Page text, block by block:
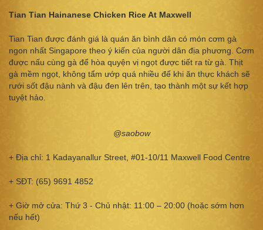
Tian Tian Hainanese Chicken Rice At Maxwell
Tian Tian được đánh giá là quán ăn bình dân có món cơm gà
ngon nhất Singapore theo ý kiến của người dân địa phương. Cơm
được nấu cùng gà để hòa quyện vị ngọt được tiết ra từ gà. Thịt
gà mềm ngọt, không tẩm ướp quá nhiều để khi ăn thực khách sẽ
rưới sốt đậu nành và đậu đen lên trên, tạo thành một sự kết hợp
tuyệt hảo.
@saobow
+ Địa chỉ: 1 Kadayanallur Street, #01-10/11 Maxwell Food Centre
+ SĐT: (65) 9691 4852
+ Giờ mở cửa: Thứ 3 - Chủ nhật: 11:00 – 20:00 (hoặc sớm hơn
nếu hết)